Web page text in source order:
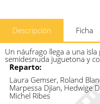
Descripción Ficha
Un náufrago llega a una
semidesnuda juguetona y
Reparto:
Laura Gemser, Roland
Marpessa Djian, Hedwige
Michel Ribes